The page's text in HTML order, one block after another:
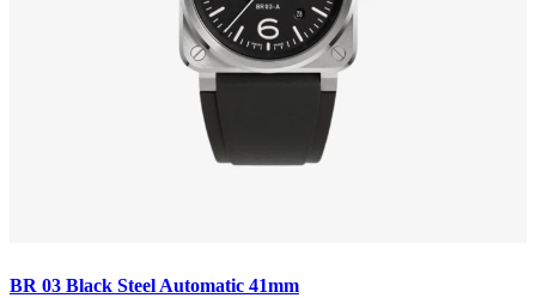
BR 03 Black Steel Automatic 41mm